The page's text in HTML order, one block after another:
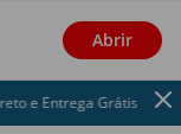
Abrir
e Entrega Grátis